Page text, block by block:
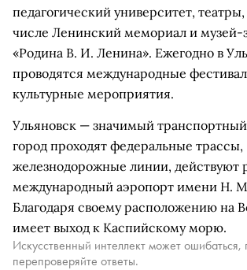
педагогический университет,
числе Ленинский мемориал и музей-
«Родина В. И. Ленина». Ежегодно в
проводятся международные
культурные мероприятия.
Ульяновск — значимый транспортный
город проходят федеральные трассы,
железнодорожные линии, действуют
международный аэропорт имени Н.
Благодаря своему расположению на
имеет выход к Каспийскому морю.
Искусственный интеллект может ошибаться,
перепроверяйте ответы.